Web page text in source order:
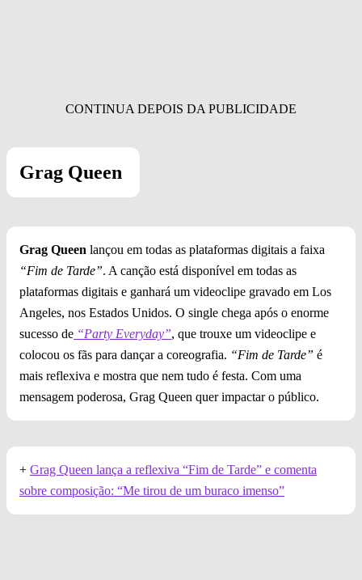
Grag Queen
Grag Queen lançou em todas as plataformas digitais a faixa
“Fim de Tarde”. A canção está disponível em todas as
plataformas digitais e ganhará um videoclipe gravado em Los
Angeles, nos Estados Unidos. O single chega após o enorme
sucesso de “Party Everyday”, que trouxe um videoclipe e
colocou os fãs para dançar a coreografia. “Fim de Tarde” é
mais reflexiva e mostra que nem tudo é festa. Com uma
mensagem poderosa, Grag Queen quer impactar o público.
+ Grag Queen lança a reflexiva “Fim de Tarde” e comenta
sobre composição: “Me tirou de um buraco imenso”